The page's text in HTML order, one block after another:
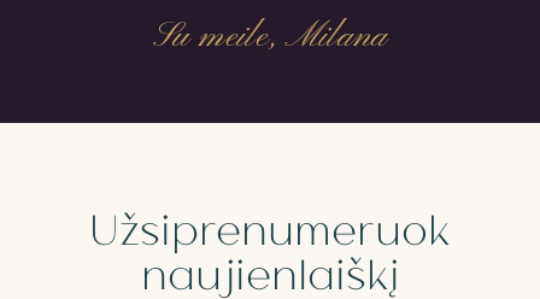
Su meile, Milana
Užsiprenumeruok
naujienlaiškį